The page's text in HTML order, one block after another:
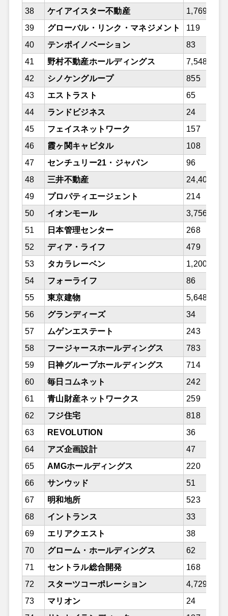
38
ケイアイスター不動産
1,769
39
グローバル・リンク・マネジメント
119
40
テンポイノベーション
83
41
野村不動産ホールディングス
7,548
42
シノケングループ
855
43
エストラスト
65
44
ランドビジネス
24
45
フェイスネットワーク
157
46
霞ヶ関キャピタル
108
47
センチュリー21・ジャパン
96
48
三井不動産
24,408
49
プロパティエージェント
214
50
イオンモール
3,756
51
日本管理センター
268
52
ディア・ライフ
479
53
タカラレーベン
1,200
54
フォーライフ
86
55
東京建物
5,648
56
グランディーズ
34
57
ムゲンエステート
243
58
フージャースホールディングス
783
59
日神グループホールディングス
714
60
毎日コムネット
242
61
青山財産ネットワークス
259
62
フジ住宅
818
63
REVOLUTION
36
64
アズ企画設計
47
65
AMGホールディングス
220
66
サンウッド
51
67
明和地所
523
68
イントランス
33
69
エリアクエスト
38
70
グローム・ホールディングス
62
71
セントラル総合開発
168
72
スターツコーポレーション
4,729
73
マリオン
24